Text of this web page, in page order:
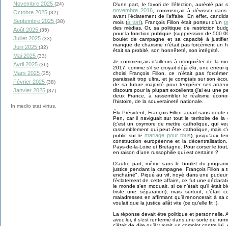
Novembre 2025 (24)
Octobre 2025 (32)
Septembre 2025 (38)
Août 2025 (35)
Juillet 2025 (33)
Juin 2025 (32)
Mai 2025 (33)
Avril 2025 (36)
Mars 2025 (35)
Février 2025 (38)
Janvier 2025 (37)
In medio stat virtus.
D’une part, le favori de l’élection, auréolé
novembre 2016 , commençait à dévisser
avant l’éclatement de l’affaire. En effet,
mois (à tort), François Fillon était porteur d’un
des médias. Or, sa politique de restriction
pour la fonction publique (suppression de 500
boulet de campagne et sa capacité à
manque de charisme n’était pas forcément un
était sa probité, son honnêteté, son intégrité.
Je commençais d’ailleurs à m’inquiéter de la
2017, comme s’il se croyait déjà élu, une erreur
choisi François Fillon, ce n’était pas
paraissait trop ultra, et je comptais sur son
de sa future majorité pour tempérer ses
discours pour la plupart excellents (j’ai eu une
deux France, à rassembler le réalisme
l’histoire, de la souveraineté nationale.
Élu Président, François Fillon aurait sans
Pen, car il naviguait sur tout le territoire de la
(c’est un oxymore de mettre catholique, qui
rassemblement qui peut être catholique, mais
public sur lemariage pour tous), jusqu’aux
construction européenne et la
Pays-de-la-Loire et Bretagne. Pour corser le
en raison d’une russophilie qui est certaine ?
D’autre part, même sans le boulet du
justice pendant la campagne, François Fillon a
enchaîné". Piqué au vif, noyé dans une
l’éclatement de cette affaire, ce fut une
le monde s’en moquait, si ce n’était qu’il était
triste une séparation), mais surtout, c’était
maladresses en affirmant qu’il renoncerait à
voulait que la justice allât vite (ce qu’elle fit !).
La réponse devait être politique et personnelle.
avec lui, il s’est renfermé dans une sorte de